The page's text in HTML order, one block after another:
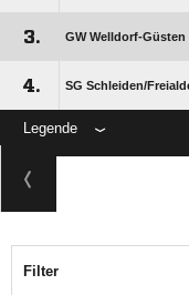
3. GW Welldorf-Güsten
4. SG Schleiden/​
Legende
Filter